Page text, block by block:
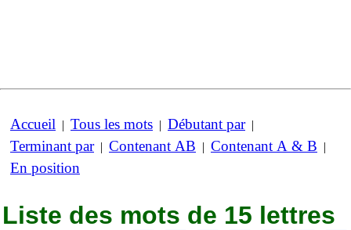
Accueil | Tous les mots | Débutant par|
Terminant par| Contenant AB | Contenant A & B |
En position
Liste des mots de 15 lettres